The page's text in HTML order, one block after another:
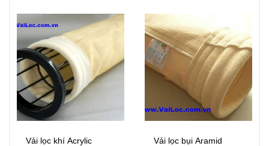
Vải lọc khí Acrylic Vải lọc bụi Aramid